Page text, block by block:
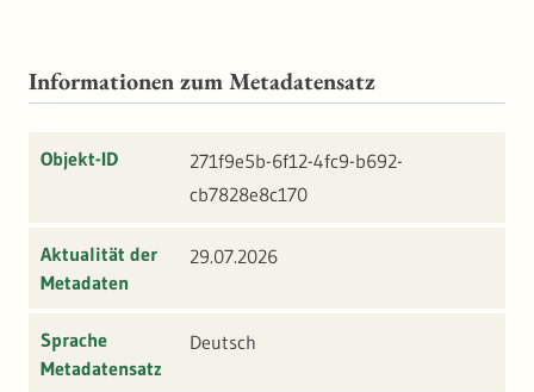
Informationen zum Metadatensatz
Objekt-ID
271f9e5b-6f12-4fc9-b692-
cb7828e8c170
Aktualität der
Metadaten
29.07.2026
Sprache
Metadatensatz
Deutsch